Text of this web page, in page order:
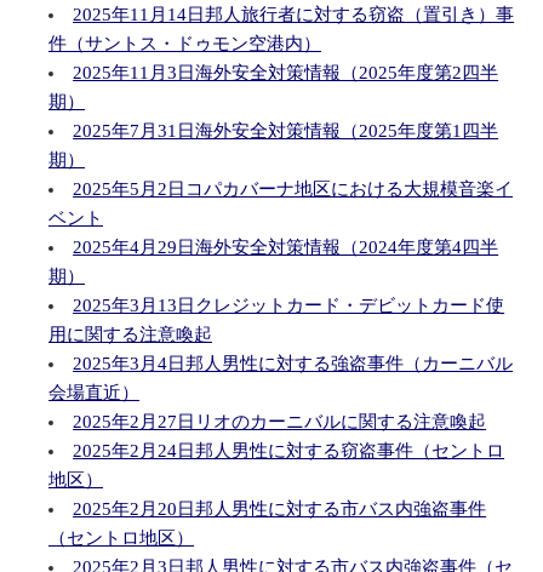
2025年11月14日邦人旅行者に対する窃盗（置引き）事
件（サントス・ドゥモン空港内）
2025年11月3日海外安全対策情報（2025年度第2四半
期）
2025年7月31日海外安全対策情報（2025年度第1四半
期）
2025年5月2日コパカバーナ地区における大規模音楽イ
ベント
2025年4月29日海外安全対策情報（2024年度第4四半
期）
2025年3月13日クレジットカード・デビットカード使
用に関する注意喚起
2025年3月4日邦人男性に対する強盗事件（カーニバル
会場直近）
2025年2月27日リオのカーニバルに関する注意喚起
2025年2月24日邦人男性に対する窃盗事件（セントロ
地区）
2025年2月20日邦人男性に対する市バス内強盗事件
（セントロ地区）
2025年2月3日邦人男性に対する市バス内強盗事件（セ